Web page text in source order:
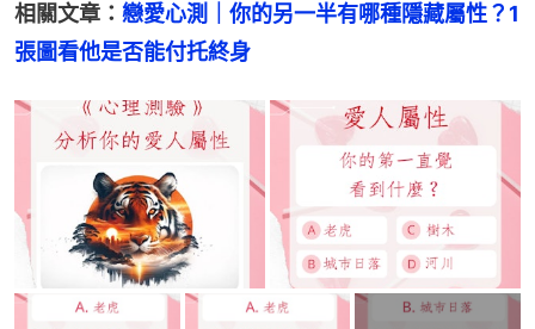
相關文章： 戀愛心測｜你的另一半有哪種隱藏屬性？1
張圖看他是否能付托終身